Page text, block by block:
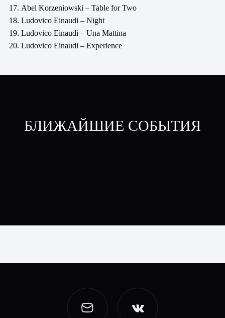
Abel Korzeniowski – Table for Two
Ludovico Einaudi – Night
Ludovico Einaudi – Una Mattina
Ludovico Einaudi – Experience
БЛИЖАЙШИЕ СОБЫТИЯ